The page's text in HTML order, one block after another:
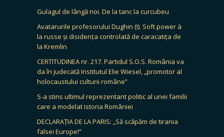
Gulagul de lângă noi. De la tanc la curcubeu
Avatarurile profesorului Dughin (I). Soft power à
la russe și disidența controlată de caracatița de
la Kremlin
CERTITUDINEA nr. 217. Partidul S.O.S. România va
da în judecată Institutul Elie Wiesel, „promotor al
holocaustului culturii române”
S-a stins ultimul reprezentant politic al unei familii
care a modelat istoria României
DECLARAȚIA DE LA PARIS: „Să scăpăm de tirania
falsei Europe!”